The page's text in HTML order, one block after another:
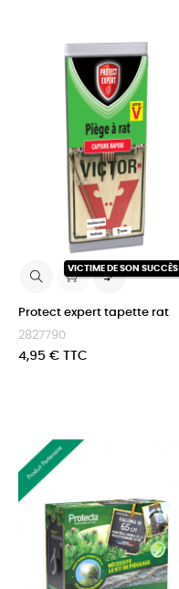
VICTIME DE SON SUCCÈS

Protect expert tapette rat
2827790
Prix
4,95 € TTC